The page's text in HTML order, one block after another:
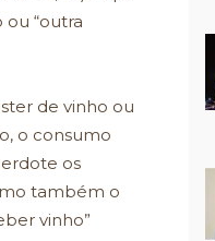
“outra
de vinho ou
o consumo
os
também o
vinho”